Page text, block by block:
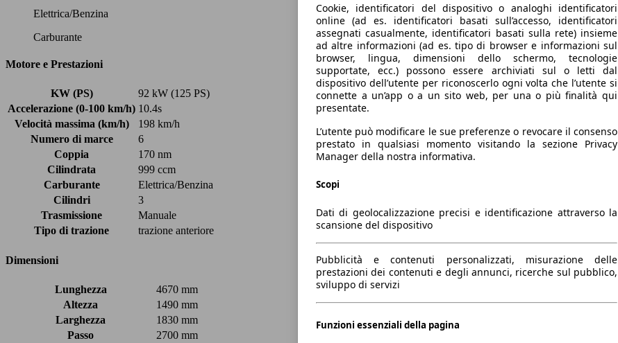
Elettrica/Benzina
Carburante
Motore e Prestazioni
KW (PS)
92 kW (125 PS)
Accelerazione (0-100 km/h) 10.4s
Velocità massima (km/h)
198 km/h
Numero di marce
6
Coppia
170 nm
Cilindrata
999 ccm
Carburante
Elettrica/Benzina
Cilindri
3
Trasmissione
Manuale
Tipo di trazione
trazione anteriore
Dimensioni
Lunghezza
4670 mm
Altezza
1490 mm
Larghezza
1830 mm
Passo
2700 mm
Cookie, identificatori del dispositivo o analoghi identificatori
online (ad es. identificatori basati sull’accesso, identificatori
assegnati casualmente, identificatori basati sulla rete) insieme
ad altre informazioni (ad es. tipo di browser e informazioni sul
browser, lingua, dimensioni dello schermo, tecnologie
supportate, ecc.) possono essere archiviati sul o letti dal
dispositivo dell’utente per riconoscerlo ogni volta che l’utente si
connette a un’app o a un sito web, per una o più finalità qui
presentate.
L’utente può modificare le sue preferenze o revocare il consenso
prestato in qualsiasi momento visitando la sezione Privacy
Manager della nostra informativa.
Scopi
Dati di geolocalizzazione precisi e identificazione attraverso la
scansione del dispositivo
Pubblicità e contenuti personalizzati, misurazione delle
prestazioni dei contenuti e degli annunci, ricerche sul pubblico,
sviluppo di servizi
Funzioni essenziali della pagina